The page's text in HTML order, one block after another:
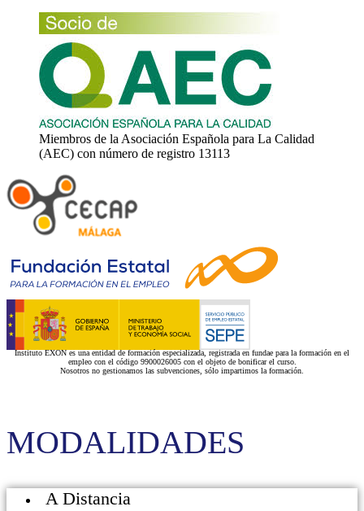
Miembros de la Asociación Española para La Calidad
(AEC) con número de registro 13113
Instituto EXON es una entidad de formación especializada, registrada en fundae para la formación en el
empleo con el código 9900026005 con el objeto de bonificar el curso.
Nosotros no gestionamos las subvenciones, sólo impartimos la formación.
MODALIDADES
A Distancia